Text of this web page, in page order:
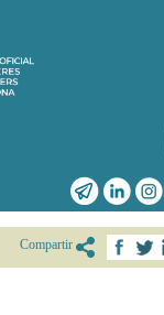
Compartir